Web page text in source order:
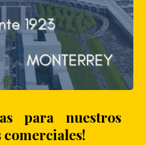
para nuestros
comerciales!